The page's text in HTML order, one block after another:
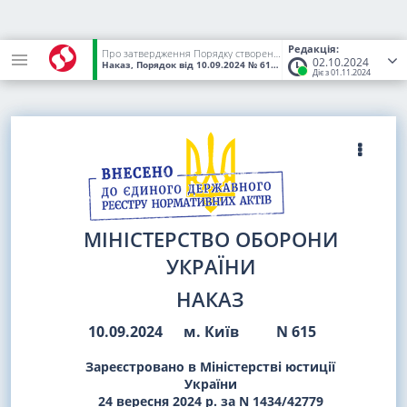
Редакція:
02.10.2024
Діє з 01.11.2024
Про затвердження Порядку створення, функціонування та припинення діяльності логістичних пунктів
Наказ, Порядок від 10.09.2024 № 615 (Статус:Чинний)
МІНІСТЕРСТВО ОБОРОНИ
УКРАЇНИ
НАКАЗ
10.09.2024 м. Київ N 615
Зареєстровано в Міністерстві юстиції
України
24 вересня 2024 р. за N 1434/42779